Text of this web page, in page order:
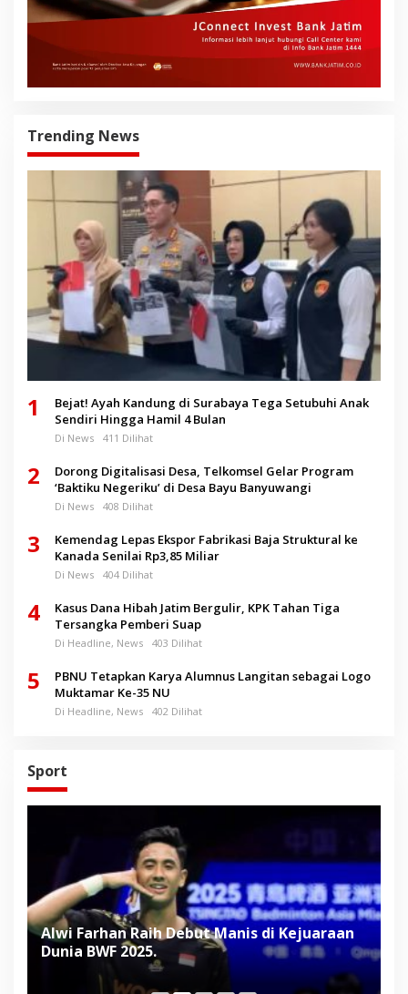
Trending News
1
Bejat! Ayah Kandung di Surabaya Tega Setubuhi Anak
Sendiri Hingga Hamil 4 Bulan
Di News 411 Dilihat
2
Dorong Digitalisasi Desa, Telkomsel Gelar Program
‘Baktiku Negeriku’ di Desa Bayu Banyuwangi
Di News 408 Dilihat
3
Kemendag Lepas Ekspor Fabrikasi Baja Struktural ke
Kanada Senilai Rp3,85 Miliar
Di News 404 Dilihat
4
Kasus Dana Hibah Jatim Bergulir, KPK Tahan Tiga
Tersangka Pemberi Suap
Di Headline, News 403 Dilihat
5
PBNU Tetapkan Karya Alumnus Langitan sebagai Logo
Muktamar Ke-35 NU
Di Headline, News 402 Dilihat
Sport
Alwi Farhan Raih Debut Manis di Kejuaraan
Dunia BWF 2025.